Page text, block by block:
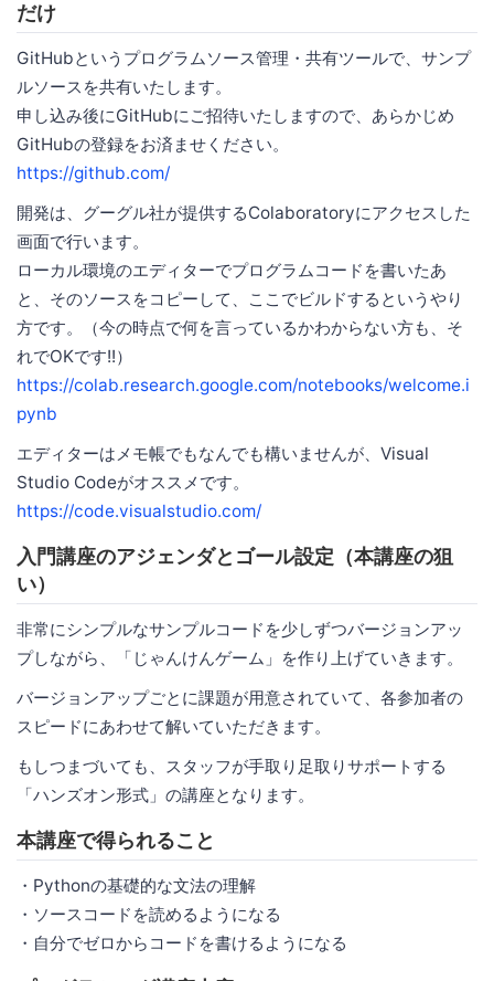
だけ
GitHubというプログラムソース管理・共有ツールで、サンプ
ルソースを共有いたします。
申し込み後にGitHubにご招待いたしますので、あらかじめ
GitHubの登録をお済ませください。
https://github.com/
開発は、グーグル社が提供するColaboratoryにアクセスした
画面で行います。
ローカル環境のエディターでプログラムコードを書いたあ
と、そのソースをコピーして、ここでビルドするというやり
方です。（今の時点で何を言っているかわからない方も、そ
れでOKです!!）
https://colab.research.google.com/notebooks/welcome.i
pynb
エディターはメモ帳でもなんでも構いませんが、Visual
Studio Codeがオススメです。
https://code.visualstudio.com/
入門講座のアジェンダとゴール設定（本講座の狙
い）
非常にシンプルなサンプルコードを少しずつバージョンアッ
プしながら、「じゃんけんゲーム」を作り上げていきます。
バージョンアップごとに課題が用意されていて、各参加者の
スピードにあわせて解いていただきます。
もしつまづいても、スタッフが手取り足取りサポートする
「ハンズオン形式」の講座となります。
本講座で得られること
・Pythonの基礎的な文法の理解
・ソースコードを読めるようになる
・自分でゼロからコードを書けるようになる